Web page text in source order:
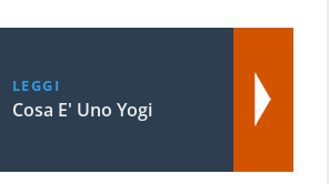
LEGGI
Cosa E' Uno Yogi